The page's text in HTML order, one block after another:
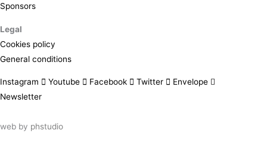
Sponsors
Legal
Cookies policy
General conditions
Instagram Youtube Facebook Twitter
Envelope
Newsletter
web by phstudio